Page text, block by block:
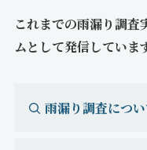
これまでの雨漏り調査
ムとして発信していま
雨漏り調査につ